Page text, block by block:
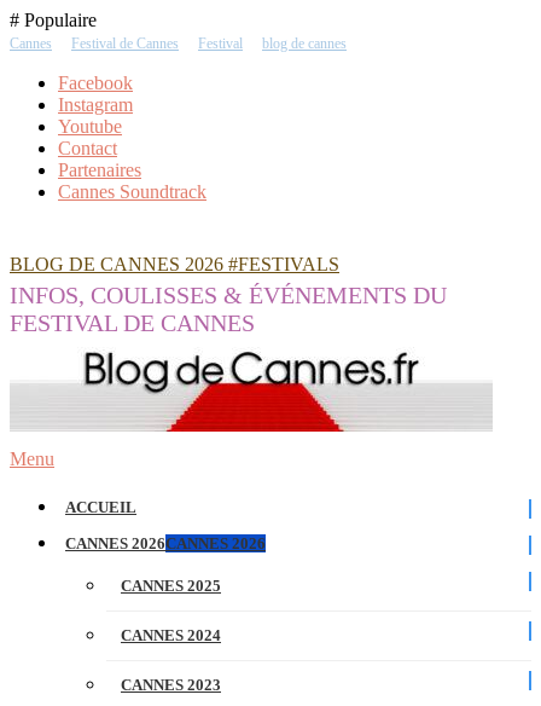
Skip
To
# Populaire
Cannes Festival de Cannes Festival blog de cannes
Facebook
Instagram
Youtube
Contact
Partenaires
Cannes Soundtrack
BLOG DE CANNES 2026 #FESTIVALS
INFOS, COULISSES & ÉVÉNEMENTS DU
FESTIVAL DE CANNES
Menu
ACCUEIL
CANNES 2026CANNES 2026
CANNES 2025
CANNES 2024
CANNES 2023